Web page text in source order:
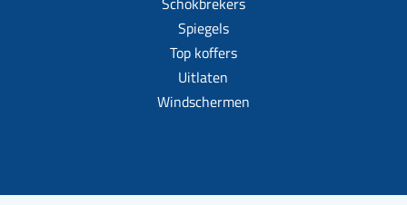
Spiegels
Top koffers
Uitlaten
Windschermen